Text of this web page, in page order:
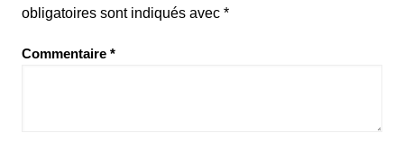
obligatoires sont indiqués avec *
Commentaire *